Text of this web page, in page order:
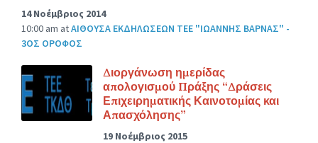
14 Νοέμβριος 2014
10:00 am atΑΙΘΟΥΣΑ ΕΚΔΗΛΩΣΕΩΝ ΤΕΕ "ΙΩΑΝΝΗΣ ΒΑΡΝΑΣ" -
3ΟΣ ΟΡΟΦΟΣ
Διοργάνωση ημερίδας
απολογισμού Πράξης “Δράσεις
Επιχειρηματικής Καινοτομίας και
Απασχόλησης”
19 Νοέμβριος 2015